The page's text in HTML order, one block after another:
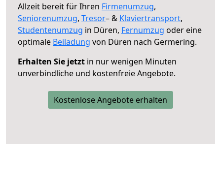
Allzeit bereit für Ihren Firmenumzug,
Seniorenumzug, Tresor– & Klaviertransport,
Studentenumzug in Düren, Fernumzug oder eine
optimale Beiladung von Düren nach Germering.
Erhalten Sie jetzt in nur wenigen Minuten
unverbindliche und kostenfreie Angebote.
Kostenlose Angebote erhalten